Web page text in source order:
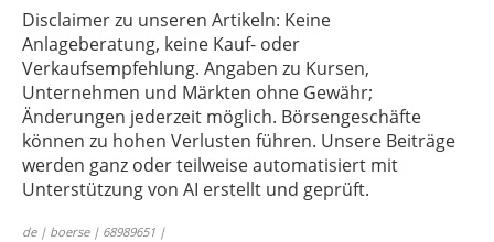
Disclaimer zu unseren Artikeln: Keine
Anlageberatung, keine Kauf- oder
Verkaufsempfehlung. Angaben zu Kursen,
Unternehmen und Märkten ohne Gewähr;
Änderungen jederzeit möglich. Börsengeschäfte
können zu hohen Verlusten führen. Unsere Beiträge
werden ganz oder teilweise automatisiert mit
Unterstützung von AI erstellt und geprüft.
de | boerse | 68989651 |